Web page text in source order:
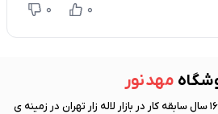
0
0
مهد نور
با 16 سال سابقه کار در بازار لاله زار تهران در زمینه ی